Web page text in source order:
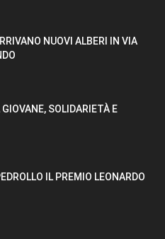
NUOVI ALBERI IN VIA
GIOVANE, SOLIDARIETÀ E
IL PREMIO LEONARDO